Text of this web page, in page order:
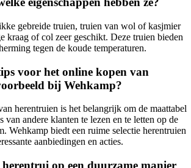
gebreide truien, truien van wol of kasjmier
kraag of col zeer geschikt. Deze truien bieden
tegen de koude temperaturen.
voor het online kopen van
bij Wehkamp?
herentruien is het belangrijk om de maattabel
van andere klanten te lezen en te letten op de
Wehkamp biedt een ruime selectie herentruien
aanbiedingen en acties.
op een duurzame manier